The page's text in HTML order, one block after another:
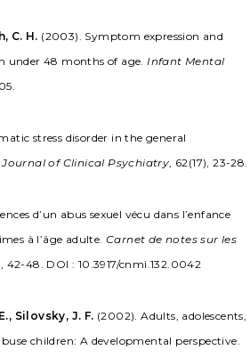
C. H. (2003). Symptom expression and
under 48 months of age.Infant Mental
stress disorder in the general
Journal of Clinical Psychiatry, 62(17), 23-28.
d’un abus sexuel vécu dans l’enfance
à l’âge adulte. Carnet de notes sur les
42-48. DOI : 10.3917/cnmi.132.0042
Silovsky, J. F. (2002). Adults, adolescents,
children: A developmental perspective.